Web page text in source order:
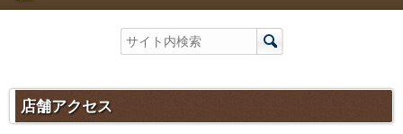
店舗アクセス